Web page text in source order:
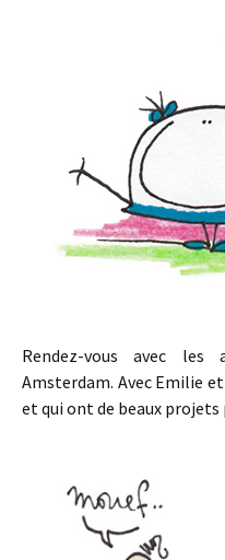
Rendez-vous avec
Amsterdam. Avec Emilie
et qui ont de beaux projets